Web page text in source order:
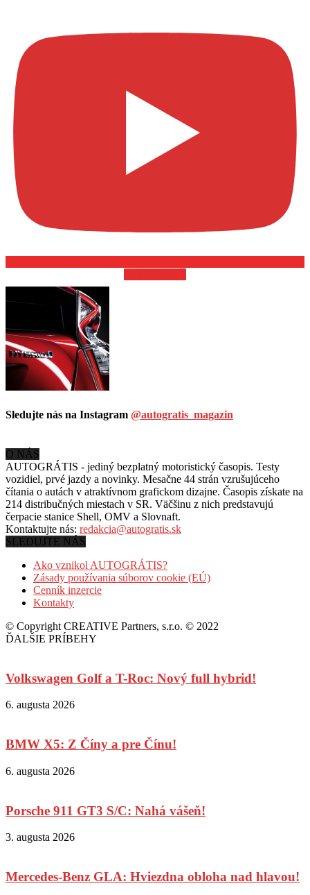
Sledujte nás na Instagram @autogratis_magazin
O NÁS
AUTOGRÁTIS - jediný bezplatný motoristický časopis. Testy
vozidiel, prvé jazdy a novinky. Mesačne 44 strán vzrušujúceho
čítania o autách v atraktívnom grafickom dizajne. Časopis získate na
214 distribučných miestach v SR. Väčšinu z nich predstavujú
čerpacie stanice Shell, OMV a Slovnaft.
Kontaktujte nás: redakcia@autogratis.sk
SLEDUJTE NÁS
Ako vznikol AUTOGRÁTIS?
Zásady používania súborov cookie (EÚ)
Cenník inzercie
Kontakty
© Copyright CREATIVE Partners, s.r.o. © 2022
ĎALŠIE PRÍBEHY
Volkswagen Golf a T-Roc: Nový full hybrid!
6. augusta 2026
BMW X5: Z Číny a pre Čínu!
6. augusta 2026
Porsche 911 GT3 S/C: Nahá vášeň!
3. augusta 2026
Mercedes-Benz GLA: Hviezdna obloha nad hlavou!